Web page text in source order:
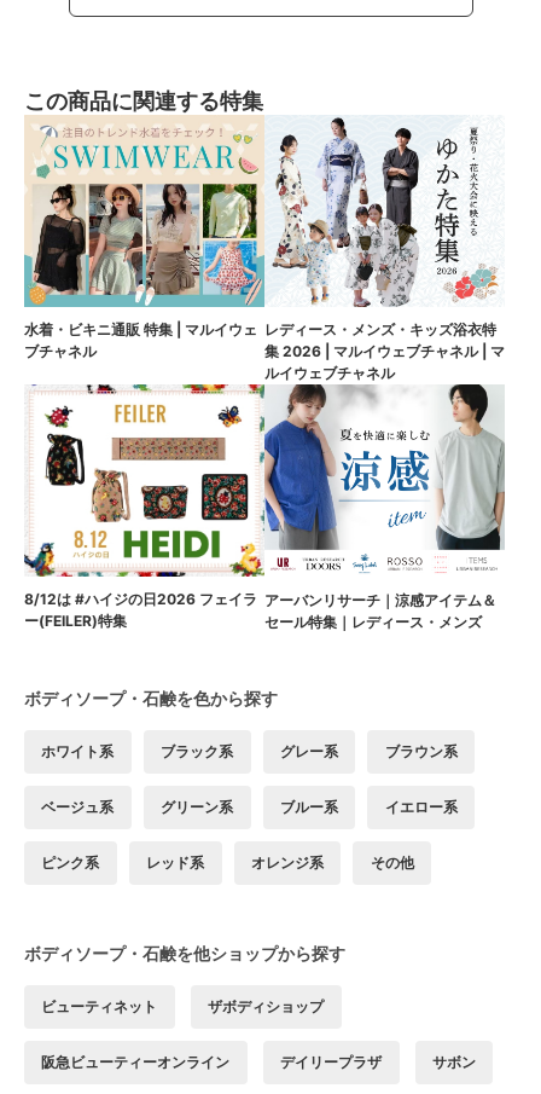
この商品に関連する特集
水着・ビキニ通販 特集 | マルイウェ
ブチャネル
レディース・メンズ・キッズ浴衣特
集 2026 | マルイウェブチャネル | マ
ルイウェブチャネル
8/12は #ハイジの日2026 フェイラ
ー(FEILER)特集
アーバンリサーチ｜涼感アイテム＆
セール特集｜レディース・メンズ
ボディソープ・石鹸を色から探す
ホワイト系 ブラック系 グレー系 ブラウン系
ベージュ系 グリーン系 ブルー系 イエロー系
ピンク系 レッド系 オレンジ系 その他
ボディソープ・石鹸を他ショップから探す
ビューティネット ザボディショップ
阪急ビューティーオンライン デイリープラザ サボン